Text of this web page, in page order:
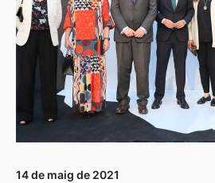
14 de maig de 2021